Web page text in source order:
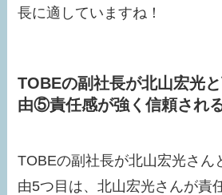
長に適していますね！
TOBEの副社長が北山宏光
由⑤責任感が強く信頼され
TOBEの副社長が北山宏光さん
由5つ目は、北山宏光さんが責